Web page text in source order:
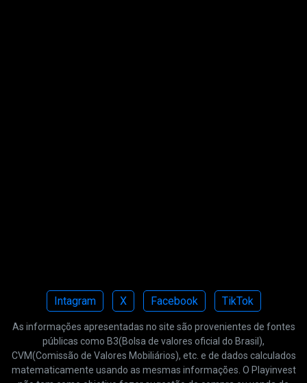
Intagram X Facebook TikTok
As informações apresentadas no site são provenientes de fontes
públicas como B3(Bolsa de valores oficial do Brasil),
CVM(Comissão de Valores Mobiliários), etc. e de dados calculados
matematicamente usando as mesmas informações. O Playinvest